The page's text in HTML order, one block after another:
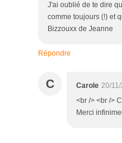
J'ai oublié de te dire
comme toujours (!) et
Bizzouxx de Jeanne
Répondre
C Carole 20/
<br /> <br />
Merci